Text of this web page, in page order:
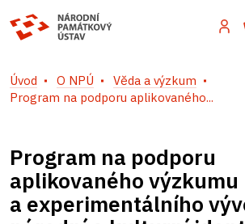
Úvod O NPÚ
Věda a výzkum
Program na podporu aplikovaného...
Program na podporu
aplikovaného výzkumu
a experimentálního